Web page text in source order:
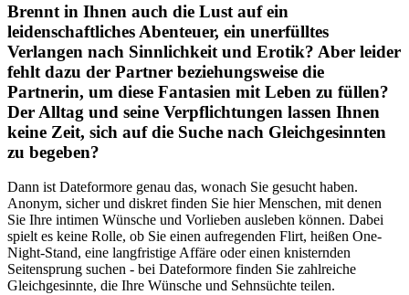
Brennt in Ihnen auch die Lust auf ein
leidenschaftliches Abenteuer, ein unerfülltes
Verlangen nach Sinnlichkeit und Erotik? Aber leider
fehlt dazu der Partner beziehungsweise die
Partnerin, um diese Fantasien mit Leben zu füllen?
Der Alltag und seine Verpflichtungen lassen Ihnen
keine Zeit, sich auf die Suche nach Gleichgesinnten
zu begeben?
Dann ist Dateformore genau das, wonach Sie gesucht haben.
Anonym, sicher und diskret finden Sie hier Menschen, mit denen
Sie Ihre intimen Wünsche und Vorlieben ausleben können. Dabei
spielt es keine Rolle, ob Sie einen aufregenden Flirt, heißen One-
Night-Stand, eine langfristige Affäre oder einen knisternden
Seitensprung suchen - bei Dateformore finden Sie zahlreiche
Gleichgesinnte, die Ihre Wünsche und Sehnsüchte teilen.